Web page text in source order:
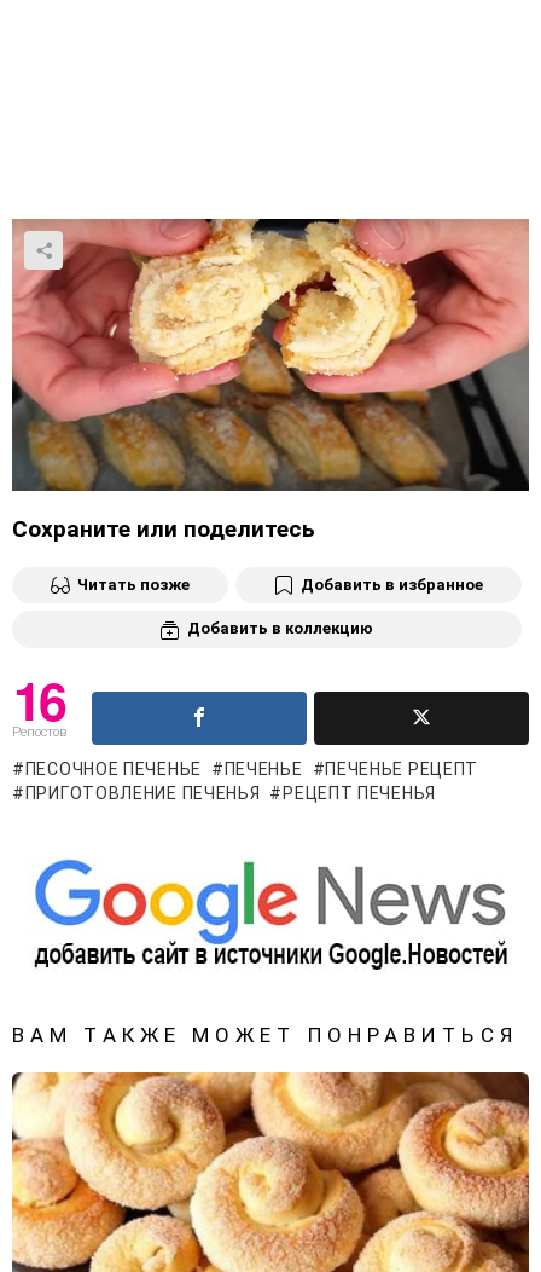
Сохраните или поделитесь
Читать позже Добавить в избранное
Добавить в коллекцию
16
Репостов
ПЕСОЧНОЕ ПЕЧЕНЬЕ ПЕЧЕНЬЕ
ПЕЧЕНЬЕ РЕЦЕПТ
ПРИГОТОВЛЕНИЕ ПЕЧЕНЬЯ
РЕЦЕПТ ПЕЧЕНЬЯ
ВАМ ТАКЖЕ МОЖЕТ ПОНРАВИТЬСЯ